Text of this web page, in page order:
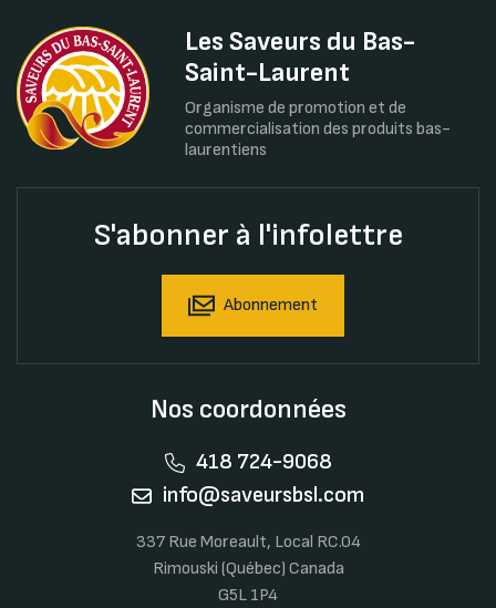
Les Saveurs du Bas-
Saint-Laurent
Organisme de promotion et de
commercialisation des produits bas-
laurentiens
S'abonner à l'infolettre
Abonnement
Nos coordonnées
418 724-9068
info@saveursbsl.com
337 Rue Moreault, Local RC.04
Rimouski (Québec) Canada
G5L 1P4